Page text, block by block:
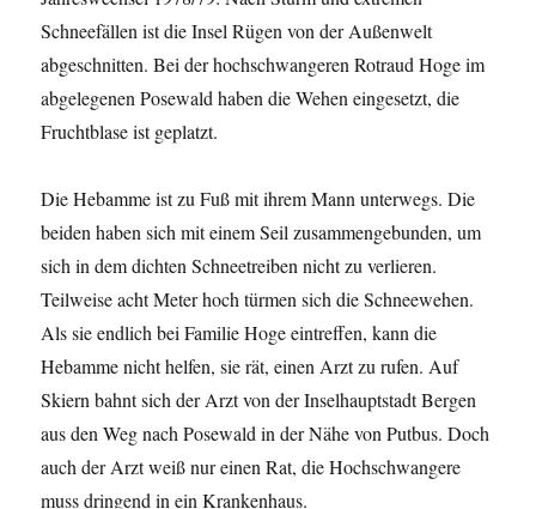
Schneefällen ist die Insel Rügen von der Außenwelt
abgeschnitten. Bei der hochschwangeren Rotraud Hoge im
abgelegenen Posewald haben die Wehen eingesetzt, die
Fruchtblase ist geplatzt.
Die Hebamme ist zu Fuß mit ihrem Mann unterwegs. Die
beiden haben sich mit einem Seil zusammengebunden, um
sich in dem dichten Schneetreiben nicht zu verlieren.
Teilweise acht Meter hoch türmen sich die Schneewehen.
Als sie endlich bei Familie Hoge eintreffen, kann die
Hebamme nicht helfen, sie rät, einen Arzt zu rufen. Auf
Skiern bahnt sich der Arzt von der Inselhauptstadt Bergen
aus den Weg nach Posewald in der Nähe von Putbus. Doch
auch der Arzt weiß nur einen Rat, die Hochschwangere
muss dringend in ein Krankenhaus.